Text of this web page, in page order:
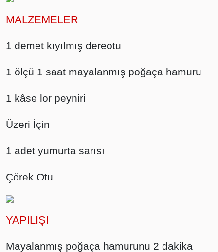
MALZEMELER
1 demet kıyılmış dereotu
1 ölçü 1 saat mayalanmış poğaça hamuru
1 kâse lor peyniri
Üzeri İçin
1 adet yumurta sarısı
Çörek Otu
YAPILIŞI
Mayalanmış poğaça hamurunu 2 dakika